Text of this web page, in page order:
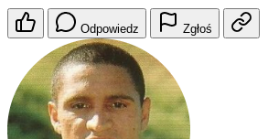
Odpowiedz Zgłoś